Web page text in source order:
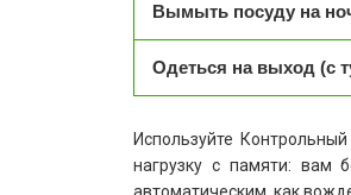
Вымыть посуду на
Одеться на выход (с
Используйте
нагрузку с памяти: вам
автоматическим, как